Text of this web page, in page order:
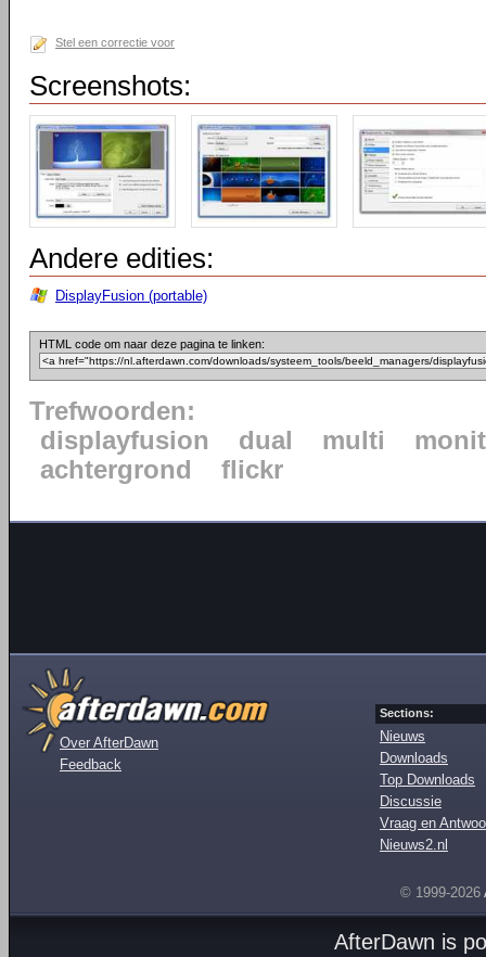
Stel een correctie voor
Screenshots:
Andere edities:
DisplayFusion (portable)
HTML code om naar deze pagina te linken:
Trefwoorden:
displayfusion
dual multi
achtergrond
flickr
Over AfterDawn
Feedback
Sections:
Nieuws
Downloads
Top Downloads
Discussie
Vraag en
Nieuws2.nl
© 1999-2026
AfterDawn is